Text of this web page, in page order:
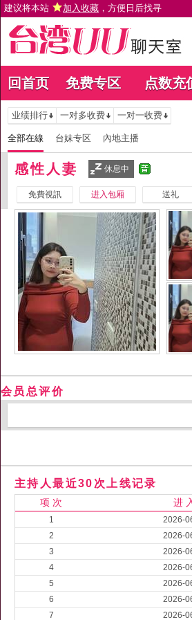
建议将本站 加入收藏 ，方便日后找寻
回首页 免费专区 点数充
业绩排行 一对多收费 一对一收费
全部在線 台妹专区 內地主播
感性人妻 休息中
免費視訊 进入包厢 送礼
会员总评价
主持人最近30次上线记录
项 次 进
1 2026-
2
2026-
3
2026-
4
2026-
5
2026-
6
2026-
7
2026-